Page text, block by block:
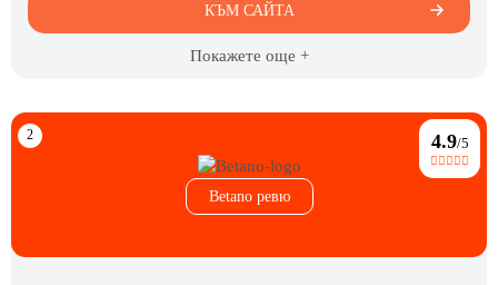
КЪМ САЙТА
Покажете още +
Betano ревю
4.9/5